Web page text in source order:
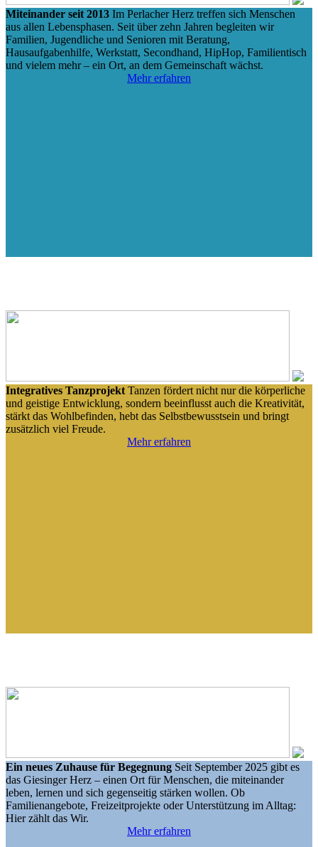
Miteinander seit 2013 Im Perlacher Herz treffen sich Menschen
aus allen Lebensphasen. Seit über zehn Jahren begleiten wir
Familien, Jugendliche und Senioren mit Beratung,
Hausaufgabenhilfe, Werkstatt, Secondhand, HipHop, Familien­tisch
und vielem mehr – ein Ort, an dem Gemeinschaft wächst.
Mehr erfahren
Integratives Tanzprojekt Tanzen fördert nicht nur die körperliche
und geistige Entwicklung, sondern beeinflusst auch die Kreativität,
stärkt das Wohlbefinden, hebt das Selbstbewusstsein und bringt
zusätzlich viel Freude.
Mehr erfahren
Ein neues Zuhause für Begegnung Seit September 2025 gibt es
das Giesinger Herz – einen Ort für Menschen, die miteinander
leben, lernen und sich gegenseitig stärken wollen. Ob
Familienangebote, Freizeitprojekte oder Unterstützung im Alltag:
Hier zählt das Wir.
Mehr erfahren